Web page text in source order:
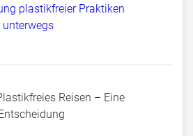
plastikfreier Praktiken
Reisen – Eine